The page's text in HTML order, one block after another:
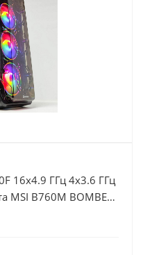
16x4.9 ГГц 4x3.6 ГГц
MSI B760M BOMBER
8Гб, Память